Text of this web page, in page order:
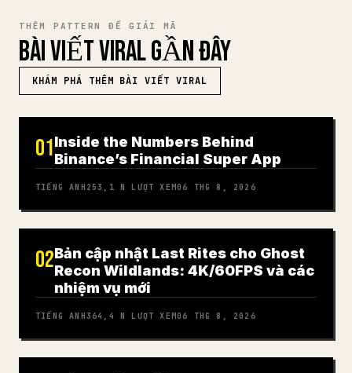
THÊM PATTERN ĐỂ GIẢI MÃ
BÀI VIẾT VIRAL GẦN ĐÂY
KHÁM PHÁ THÊM BÀI VIẾT VIRAL
01Inside the Numbers Behind
Binance’s Financial Super App
TIẾNG ANH 253,1 N LƯỢT XEM06 THG 8, 2026
02Bản cập nhật Last Rites cho Ghost
Recon Wildlands: 4K/60FPS và các
nhiệm vụ mới
TIẾNG ANH364,4 N LƯỢT XEM06 THG 8, 2026